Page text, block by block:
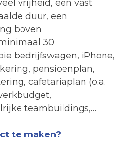
vrijheid, een vast
duur, een
boven
30
bedrijfswagen, iPhone,
pensioenplan,
cafetariaplan (o.a.
teambuildings,…
te maken?